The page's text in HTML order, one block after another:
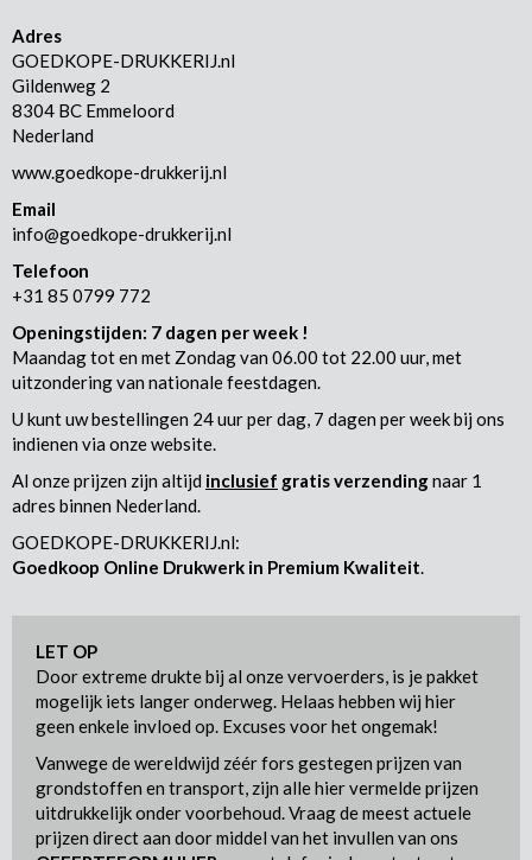
Adres
GOEDKOPE-DRUKKERIJ.nl
Gildenweg 2
8304 BC Emmeloord
Nederland
www.goedkope-drukkerij.nl
Email
info@goedkope-drukkerij.nl
Telefoon
+31 85 0799 772
Openingstijden: 7 dagen per week !
Maandag tot en met Zondag van 06.00 tot 22.00 uur, met
uitzondering van nationale feestdagen.
U kunt uw bestellingen 24 uur per dag, 7 dagen per week bij ons
indienen via onze website.
Al onze prijzen zijn altijd inclusief gratis verzendingnaar 1
adres binnen Nederland.
GOEDKOPE-DRUKKERIJ.nl:
Goedkoop Online Drukwerk in Premium Kwaliteit.
LET OP
Door extreme drukte bij al onze vervoerders, is je pakket
mogelijk iets langer onderweg. Helaas hebben wij hier
geen enkele invloed op. Excuses voor het ongemak!
Vanwege de wereldwijd zéér fors gestegen prijzen van
grondstoffen en transport, zijn alle hier vermelde prijzen
uitdrukkelijk onder voorbehoud. Vraag de meest actuele
prijzen direct aan door middel van het invullen van ons